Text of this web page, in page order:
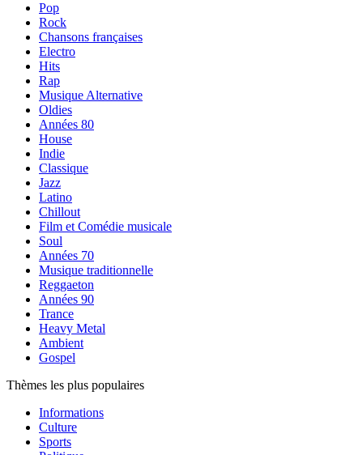
Pop
Rock
Chansons françaises
Electro
Hits
Rap
Musique Alternative
Oldies
Années 80
House
Indie
Classique
Jazz
Latino
Chillout
Film et Comédie musicale
Soul
Années 70
Musique traditionnelle
Reggaeton
Années 90
Trance
Heavy Metal
Ambient
Gospel
Thèmes les plus populaires
Informations
Culture
Sports